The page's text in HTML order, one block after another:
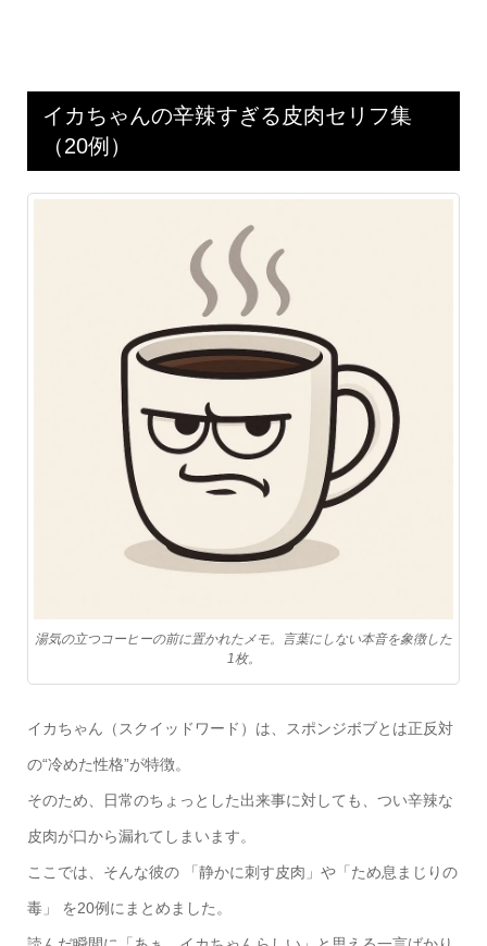
イカちゃんの辛辣すぎる皮肉セリフ集
（20例）
湯気の立つコーヒーの前に置かれたメモ。言葉にしない本音を象徴した
1枚。
イカちゃん（スクイッドワード）は、スポンジボブとは正反対
の“冷めた性格”が特徴。
そのため、日常のちょっとした出来事に対しても、つい辛辣な
皮肉が口から漏れてしまいます。
ここでは、そんな彼の 「静かに刺す皮肉」や「ため息まじりの
毒」 を20例にまとめました。